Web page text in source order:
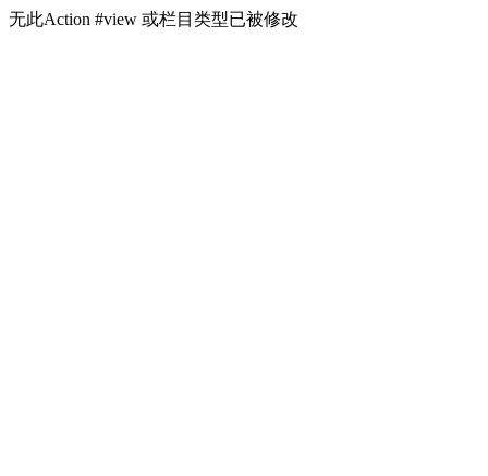
无此Action #view 或栏目类型已被修改